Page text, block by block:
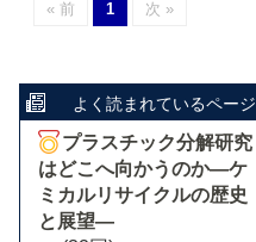
« 前 1 次 »
よく読まれているページ
プラスチック分解研究
はどこへ向かうのか―ケ
ミカルリサイクルの歴史
と展望―